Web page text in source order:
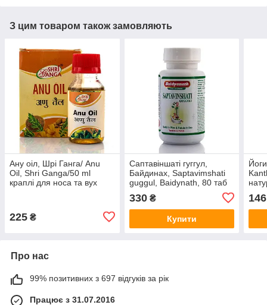
З цим товаром також замовляють
Ану оіл, Шрі Ганга/ Anu
Oil, Shri Ganga/50 ml
краплі для носа та вух
225 ₴
Саптавіншаті гуггул,
Байдинах, Saptavimshati
guggul, Baidynath, 80 таб
властивості
330₴
Купити
146
Про нас
99% позитивних з 697 відгуків за рік
Працює з 31.07.2016